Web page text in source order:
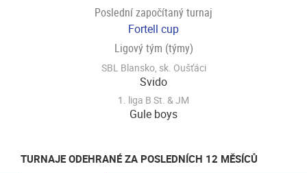
Poslední započítaný turnaj
Fortell cup
Ligový tým (týmy)
SBL Blansko, sk. Oušťáci
Svido
1. liga B St. & JM
Gule boys
TURNAJE ODEHRANÉ ZA POSLEDNÍCH 12 MĚSÍCŮ